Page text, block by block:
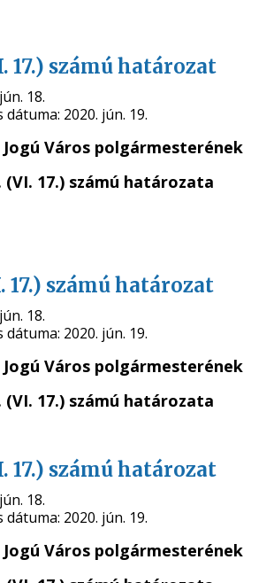
17.) számú határozat
18.
dátuma: 2020. jún. 19.
Jogú Város polgármesterének
(VI. 17.) számú határozata
17.) számú határozat
18.
dátuma: 2020. jún. 19.
Jogú Város polgármesterének
(VI. 17.) számú határozata
17.) számú határozat
18.
dátuma: 2020. jún. 19.
Jogú Város polgármesterének